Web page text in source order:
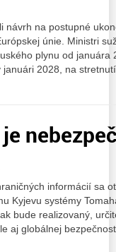
návrh na postupné
únie. Ministri
plynu od januára
januári 2028, na
informácií sa
Kyjevu systémy
bude realizovaný,
aj globálnej